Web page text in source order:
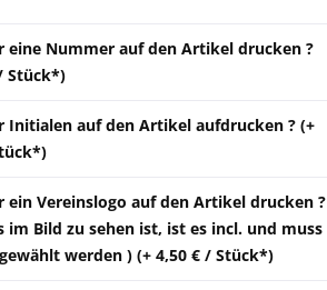
eine Nummer auf den Artikel drucken ?
Stück*)
Initialen auf den Artikel aufdrucken ? (+
ein Vereinslogo auf den Artikel drucken ?
im Bild zu sehen ist, ist es incl. und muss
werden ) (+ 4,50 € / Stück*)